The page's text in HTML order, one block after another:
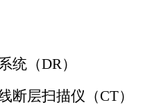
（DR）
层扫描仪（CT）